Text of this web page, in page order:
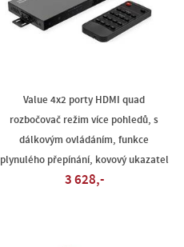
Value 4x2 porty HDMI quad
rozbočovač režim více pohledů, s
dálkovým ovládáním, funkce
plynulého přepínání, kovový ukazatel
3 628,-